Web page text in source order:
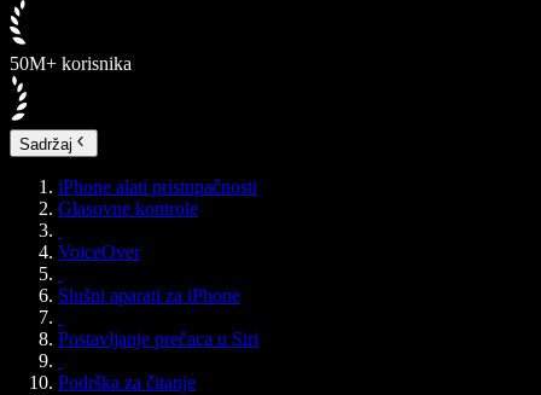
50M+ korisnika
Sadržaj
iPhone alati pristupačnosti
Glasovne kontrole
VoiceOver
Slušni aparati za iPhone
Postavljanje prečaca u Siri
Podrška za čitanje